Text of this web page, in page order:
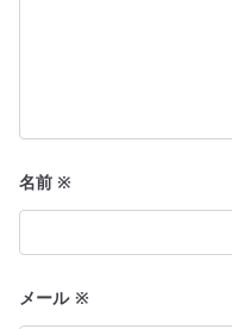
名前※
メール ※